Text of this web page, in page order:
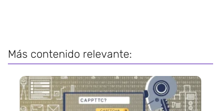
Más contenido relevante: